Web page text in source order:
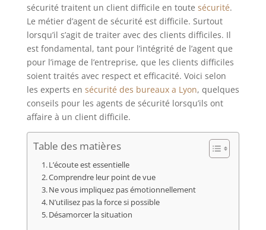
sécurité traitent un client difficile en toute sécurité.
Le métier d’agent de sécurité est difficile. Surtout
lorsqu’il s’agit de traiter avec des clients difficiles. Il
est fondamental, tant pour l’intégrité de l’agent que
pour l’image de l’entreprise, que les clients difficiles
soient traités avec respect et efficacité. Voici selon
les experts en sécurité des bureaux a Lyon, quelques
conseils pour les agents de sécurité lorsqu’ils ont
affaire à un client difficile.
Table des matières
L’écoute est essentielle
Comprendre leur point de vue
Ne vous impliquez pas émotionnellement
N’utilisez pas la force si possible
Désamorcer la situation